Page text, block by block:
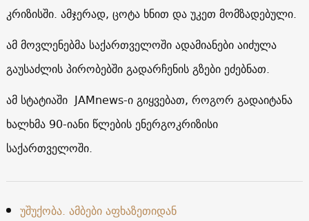
კრიზისში. ამჯერად, ცოტა ხნით და უკეთ მომზადებული.
ამ მოვლენებმა საქართველოში ადამიანები აიძულა
გაუსაძლის პირობებში გადარჩენის გზები ეძებნათ.
ამ სტატიაში JAMnews-ი გიყვებათ, როგორ გადაიტანა
ხალხმა 90-იანი წლების ენერგოკრიზისი
საქართველოში.
უშუქობა. ამბები აფხაზეთიდან